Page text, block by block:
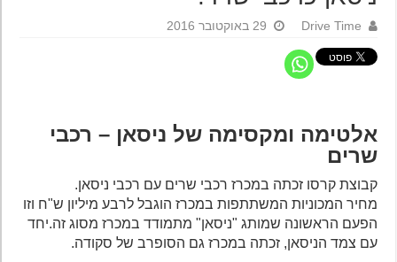
Drive Time 29 באוקטובר 2016
אלטימה ומקסימה של ניסאן – רכבי
שרים
קבוצת קרסו זכתה במכרז רכבי שרים עם רכבי ניסאן.
מחיר המכוניות המשתתפות במכרז הוגבל לרבע מיליון ש"ח וזו
הפעם הראשונה שמותג "ניסאן" מתמודד במכרז מסוג זה.יחד
עם צמד הניסאן, זכתה במכרז גם הסופרב של סקודה.